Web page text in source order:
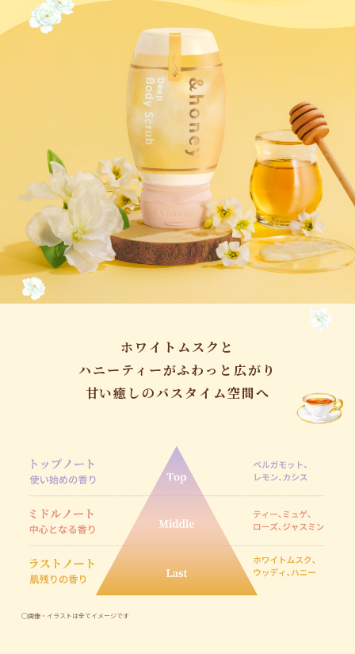
ホワイトムスクと
ハニーティーがふわっと広がり
甘い癒しのバスタイム空間へ
◯画像・イラストは全てイメージです